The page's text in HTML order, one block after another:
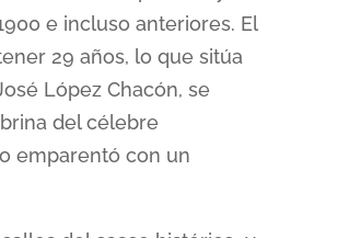
e incluso anteriores. El
29 años, lo que sitúa
López Chacón, se
del célebre
emparentó con un